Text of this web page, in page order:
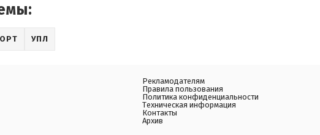
УПЛ
Рекламодателям
Правила пользования
Политика конфиденциальности
Техническая информация
Контакты
Архив